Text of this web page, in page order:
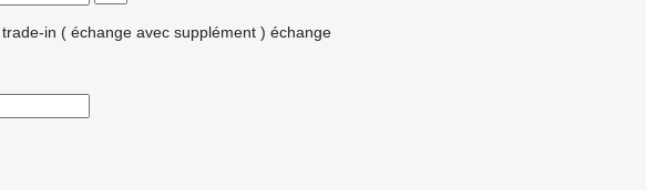
trade-in ( échange avec supplément ) échange